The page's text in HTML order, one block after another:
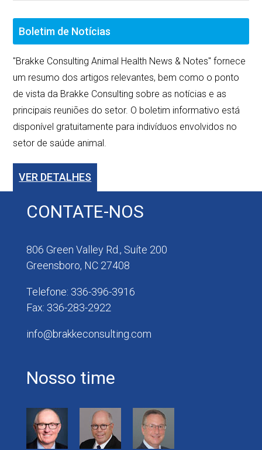
Boletim de Notícias
"Brakke Consulting Animal Health News & Notes" fornece
um resumo dos artigos relevantes, bem como o ponto
de vista da Brakke Consulting sobre as notícias e as
principais reuniões do setor. O boletim informativo está
disponível gratuitamente para indivíduos envolvidos no
setor de saúde animal.
VER DETALHES
CONTATE-NOS
806 Green Valley Rd., Suíte 200
Greensboro, NC 27408
Telefone: 336-396-3916
Fax: 336-283-2922
info@brakkeconsulting.com
Nosso time